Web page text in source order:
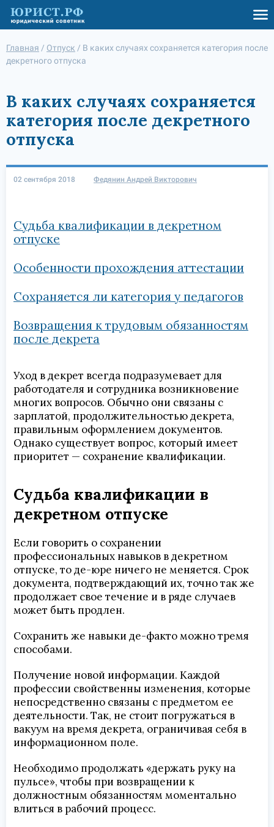
Главная / Отпуск / В каких случаях сохраняется категория после
декретного отпуска
В каких случаях сохраняется
категория после декретного
отпуска
02 сентября 2018 Федянин Андрей Викторович
Судьба квалификации в декретном
отпуске
Особенности прохождения аттестации
Сохраняется ли категория у педагогов
Возвращения к трудовым обязанностям
после декрета
Уход в декрет всегда подразумевает для
работодателя и сотрудника возникновение
многих вопросов. Обычно они связаны с
зарплатой, продолжительностью декрета,
правильным оформлением документов.
Однако существует вопрос, который имеет
приоритет — сохранение квалификации.
Судьба квалификации в
декретном отпуске
Если говорить о сохранении
профессиональных навыков в декретном
отпуске, то де-юре ничего не меняется. Срок
документа, подтверждающий их, точно так же
продолжает свое течение и в ряде случаев
может быть продлен.
Сохранить же навыки де-факто можно тремя
способами.
Получение новой информации. Каждой
профессии свойственны изменения, которые
непосредственно связаны с предметом ее
деятельности. Так, не стоит погружаться в
вакуум на время декрета, ограничивая себя в
информационном поле.
Необходимо продолжать «держать руку на
пульсе», чтобы при возвращении к
должностным обязанностям моментально
влиться в рабочий процесс.